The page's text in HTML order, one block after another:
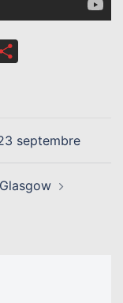
septembre